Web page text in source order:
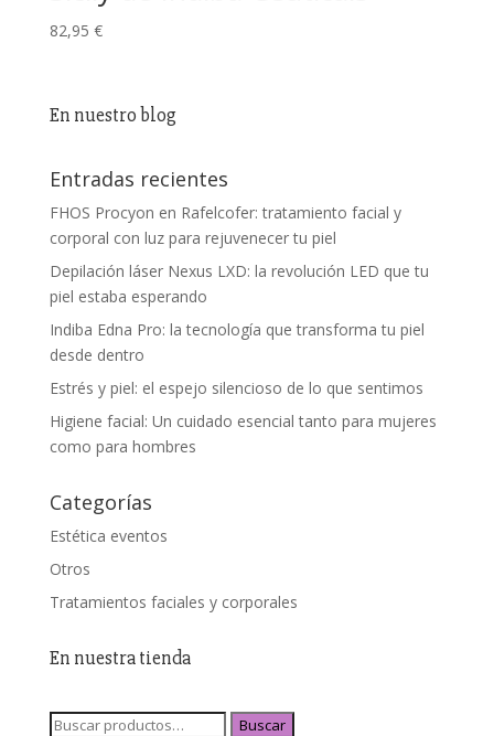
82,95 €
En nuestro blog
Entradas recientes
FHOS Procyon en Rafelcofer: tratamiento facial y
corporal con luz para rejuvenecer tu piel
Depilación láser Nexus LXD: la revolución LED que tu
piel estaba esperando
Indiba Edna Pro: la tecnología que transforma tu piel
desde dentro
Estrés y piel: el espejo silencioso de lo que sentimos
Higiene facial: Un cuidado esencial tanto para mujeres
como para hombres
Categorías
Estética eventos
Otros
Tratamientos faciales y corporales
En nuestra tienda
Buscar